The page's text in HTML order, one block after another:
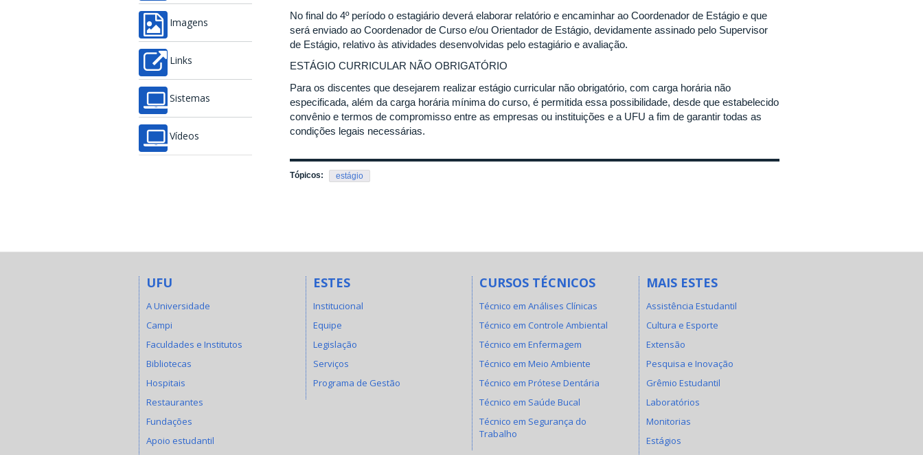
Imagens
Links
Sistemas
Vídeos
No final do 4º período o estagiário deverá elaborar relatório e encaminhar ao Coordenador de Estágio e que
será enviado ao Coordenador de Curso e/ou Orientador de Estágio, devidamente assinado pelo Supervisor
de Estágio, relativo às atividades desenvolvidas pelo estagiário e avaliação.
ESTÁGIO CURRICULAR NÃO OBRIGATÓRIO
Para os discentes que desejarem realizar estágio curricular não obrigatório, com carga horária não
especificada, além da carga horária mínima do curso, é permitida essa possibilidade, desde que estabelecido
convênio e termos de compromisso entre as empresas ou instituições e a UFU a fim de garantir todas as
condições legais necessárias.
Tópicos: estágio
UFU
A Universidade
Campi
Faculdades e Institutos
Bibliotecas
Hospitais
Restaurantes
Fundações
Apoio estudantil
ESTES
Institucional
Equipe
Legislação
Serviços
Programa de Gestão
CURSOS TÉCNICOS
Técnico em Análises Clínicas
Técnico em Controle Ambiental
Técnico em Enfermagem
Técnico em Meio Ambiente
Técnico em Prótese Dentária
Técnico em Saúde Bucal
Técnico em Segurança do
Trabalho
MAIS ESTES
Assistência Estudantil
Cultura e Esporte
Extensão
Pesquisa e Inovação
Grêmio Estudantil
Laboratórios
Monitorias
Estágios